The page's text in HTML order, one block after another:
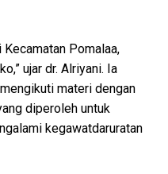
Pomalaa,
ujar dr. Alriyani. Ia
materi dengan
diperoleh untuk
kegawatdaruratan